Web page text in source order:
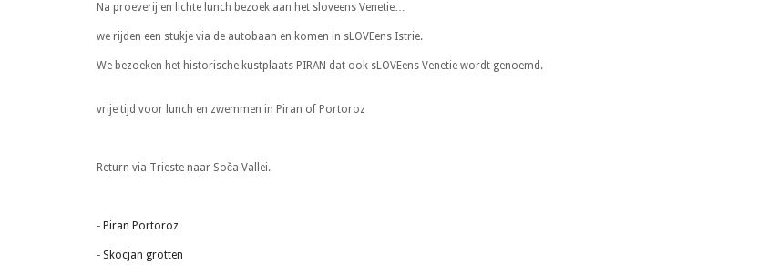
Na proeverij en lichte lunch bezoek aan het sloveens Venetie…
we rijden een stukje via de autobaan en komen in sLOVEens Istrie.
We bezoeken het historische kustplaats PIRAN dat ook sLOVEens Venetie wordt genoemd.
vrije tijd voor lunch en zwemmen in Piran of Portoroz
Return via Trieste naar Soča Vallei.
- Piran Portoroz
- Skocjan grotten